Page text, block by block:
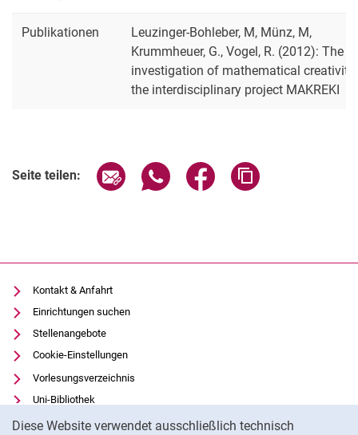
Diese Website verwendet ausschließlich technisch
Publikationen
Leuzinger-Bohleber, M, Münz, M,
Krummheuer, G., Vogel, R. (2012): The
investigation of mathematical creativity
the interdisciplinary project MAKREKI
Seite teilen: Seite über E-Mail teilen
Seite über WhatsApp teilen
Seite über Facebook
Kontakt & Anfahrt
Einrichtungen suchen
Stellenangebote
Cookie-Einstellungen
Vorlesungsverzeichnis
Uni-Bibliothek
Moodle